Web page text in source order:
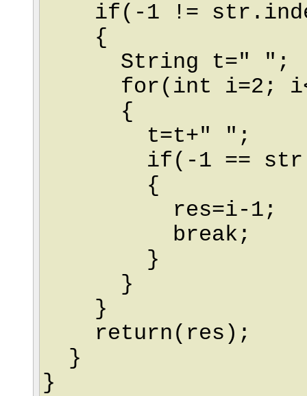
if(-1 !=
{
String t=" ";
for(int i=2;
{
t=t+" ";
if(-1 ==
{
res=i-1;
break;
}
}
}
return(res);
}
}